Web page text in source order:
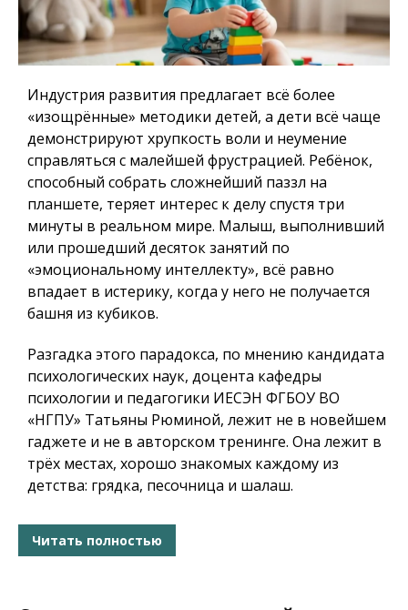
Индустрия развития предлагает всё более
«изощрённые» методики детей, а дети всё чаще
демонстрируют хрупкость воли и неумение
справляться с малейшей фрустрацией. Ребёнок,
способный собрать сложнейший паззл на
планшете, теряет интерес к делу спустя три
минуты в реальном мире. Малыш, выполнивший
или прошедший десяток занятий по
«эмоциональному интеллекту», всё равно
впадает в истерику, когда у него не получается
башня из кубиков.
Разгадка этого парадокса, по мнению кандидата
психологических наук, доцента кафедры
психологии и педагогики ИЕСЭН ФГБОУ ВО
«НГПУ» Татьяны Рюминой, лежит не в новейшем
гаджете и не в авторском тренинге. Она лежит в
трёх местах, хорошо знакомых каждому из
детства: грядка, песочница и шалаш.
Читать полностью